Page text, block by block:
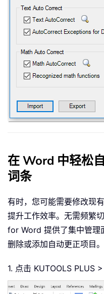
在 Word 中轻松
词条
有时，您可能需要修改现
提升工作效率。无需频繁
for Word 提供了集中管理
删除或添加自动更正项目。
1. 点击 KUTOOLS PLUS